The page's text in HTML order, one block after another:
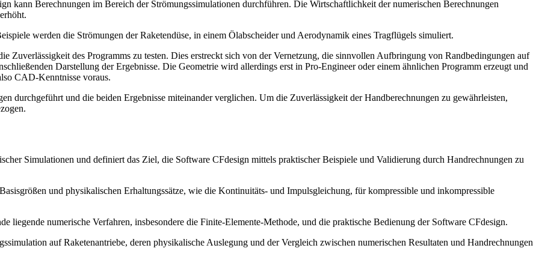
kann Berechnungen im Bereich der Strömungssimulationen durchführen. Die Wirtschaftlichkeit der numerischen Berechnungen
werden die Strömungen der Raketendüse, in einem Ölabscheider und Aerodynamik eines Tragflügels simuliert.
Zuverlässigkeit des Programms zu testen. Dies erstreckt sich von der Vernetzung, die sinnvollen Aufbringung von Randbedingungen auf
Darstellung der Ergebnisse. Die Geometrie wird allerdings erst in Pro-Engineer oder einem ähnlichen Programm erzeugt und
CAD-Kenntnisse voraus.
durchgeführt und die beiden Ergebnisse miteinander verglichen. Um die Zuverlässigkeit der Handberechnungen zu gewährleisten,
Simulationen und definiert das Ziel, die Software CFdesign mittels praktischer Beispiele und Validierung durch Handrechnungen zu
und physikalischen Erhaltungssätze, wie die Kontinuitäts- und Impulsgleichung, für kompressible und inkompressible
liegende numerische Verfahren, insbesondere die Finite-Elemente-Methode, und die praktische Bedienung der Software CFdesign.
auf Raketenantriebe, deren physikalische Auslegung und der Vergleich zwischen numerischen Resultaten und Handrechnungen